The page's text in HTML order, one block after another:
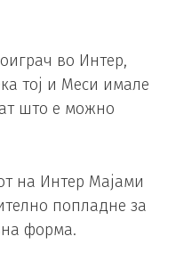
во Интер,
тој и Меси имале
што е можно
на Интер Мајами
попладне за
форма.